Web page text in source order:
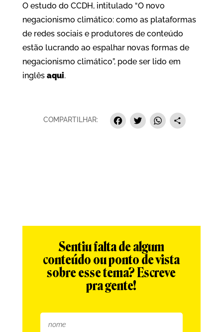
O estudo do CCDH, intitulado “O novo
negacionismo climático: como as plataformas
de redes sociais e produtores de conteúdo
estão lucrando ao espalhar novas formas de
negacionismo climático”, pode ser lido em
inglês aqui.
COMPARTILHAR: Facebook
Twitter
Sentiu falta de algum
conteúdo ou ponto de vista
sobre esse tema? Escreve
pra gente!